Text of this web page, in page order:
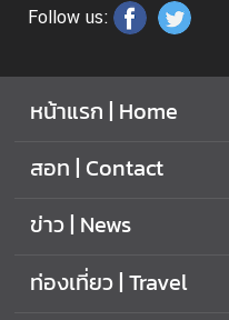
Follow us:
หน้าแรก | Home
สอท | Contact
ข่าว | News
ท่องเที่ยว | Travel